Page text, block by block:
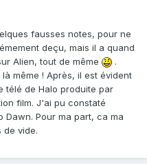
fausses notes, pour ne
deçu, mais il a quand
Alien, tout de même
.
même ! Après, il est évident
télé de Halo produite par
film. J'ai pu constaté
Dawn. Pour ma part, ca ma
de vide.